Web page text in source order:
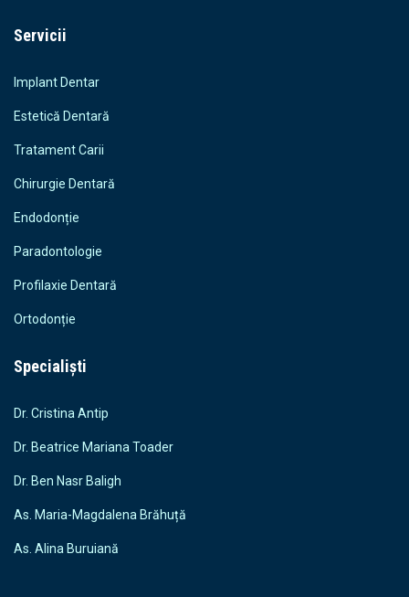
Servicii
Implant Dentar
Estetică Dentară
Tratament Carii
Chirurgie Dentară
Endodonție
Paradontologie
Profilaxie Dentară
Ortodonție
Specialiști
Dr. Cristina Antip
Dr. Beatrice Mariana Toader
Dr. Ben Nasr Baligh
As. Maria-Magdalena Brăhuță
As. Alina Buruiană